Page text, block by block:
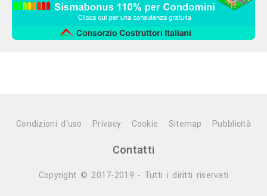
Condizioni d'uso Privacy Cookie Sitemap Pubblicità
Contatti
Copyright © 2017-2019 - Tutti i diritti riservati